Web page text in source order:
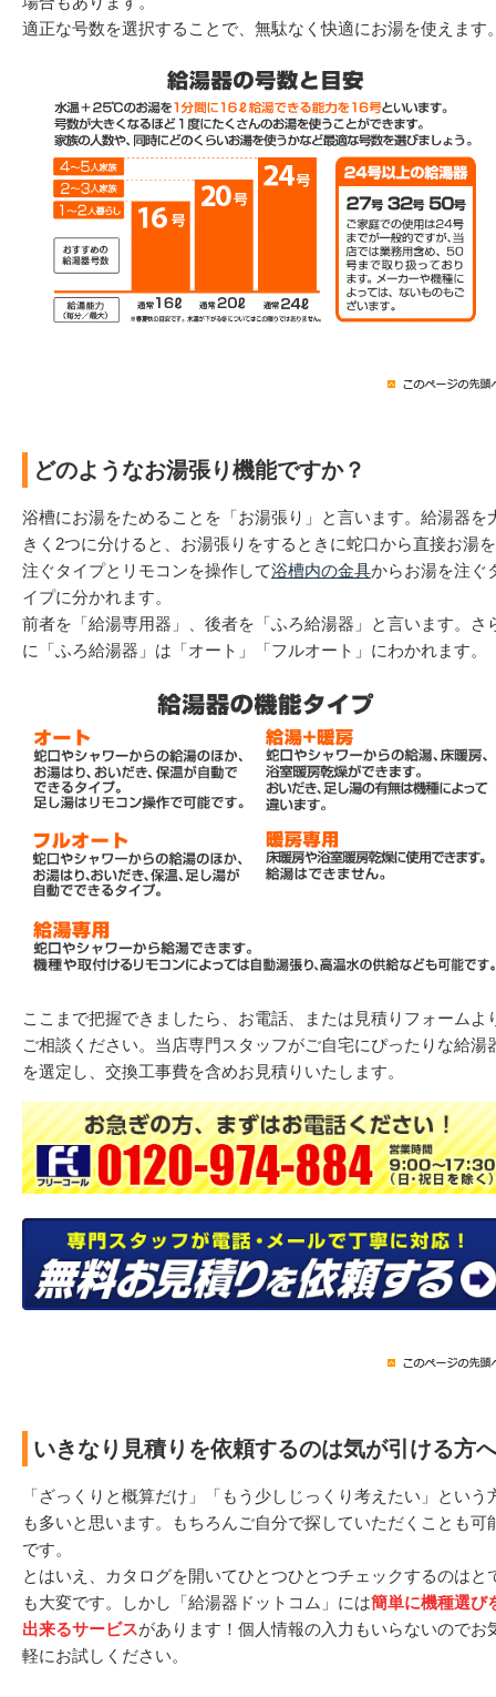
適正な号数を選択することで、無駄なく快適にお湯を使えます
どのようなお湯張り機能ですか？
浴槽にお湯をためることを「お湯張り」と言います。給湯器を
きく2つに分けると、お湯張りをするときに蛇口から直接お湯を
注ぐタイプとリモコンを操作して浴槽内の金具からお湯を注ぐ
イプに分かれます。
前者を「給湯専用器」、後者を「ふろ給湯器」と言います。さ
に「ふろ給湯器」は「オート」「フルオート」にわかれます。
ここまで把握できましたら、お電話、または見積りフォームよ
ご相談ください。当店専門スタッフがご自宅にぴったりな給湯
を選定し、交換工事費を含めお見積りいたします。
いきなり見積りを依頼するのは気が引ける方
「ざっくりと概算だけ」「もう少しじっくり考えたい」という
も多いと思います。もちろんご自分で探していただくことも可
です。
とはいえ、カタログを開いてひとつひとつチェックするのはと
も大変です。しかし「給湯器ドットコム」には簡単に機種選び
出来るサービスがあります！個人情報の入力もいらないのでお
軽にお試しください。